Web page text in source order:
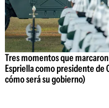
Tres momentos que
Espriella como presidente de
cómo será su gobierno)